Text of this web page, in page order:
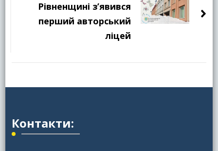
Рівненщині з’явився
перший авторський
ліцей
Контакти: